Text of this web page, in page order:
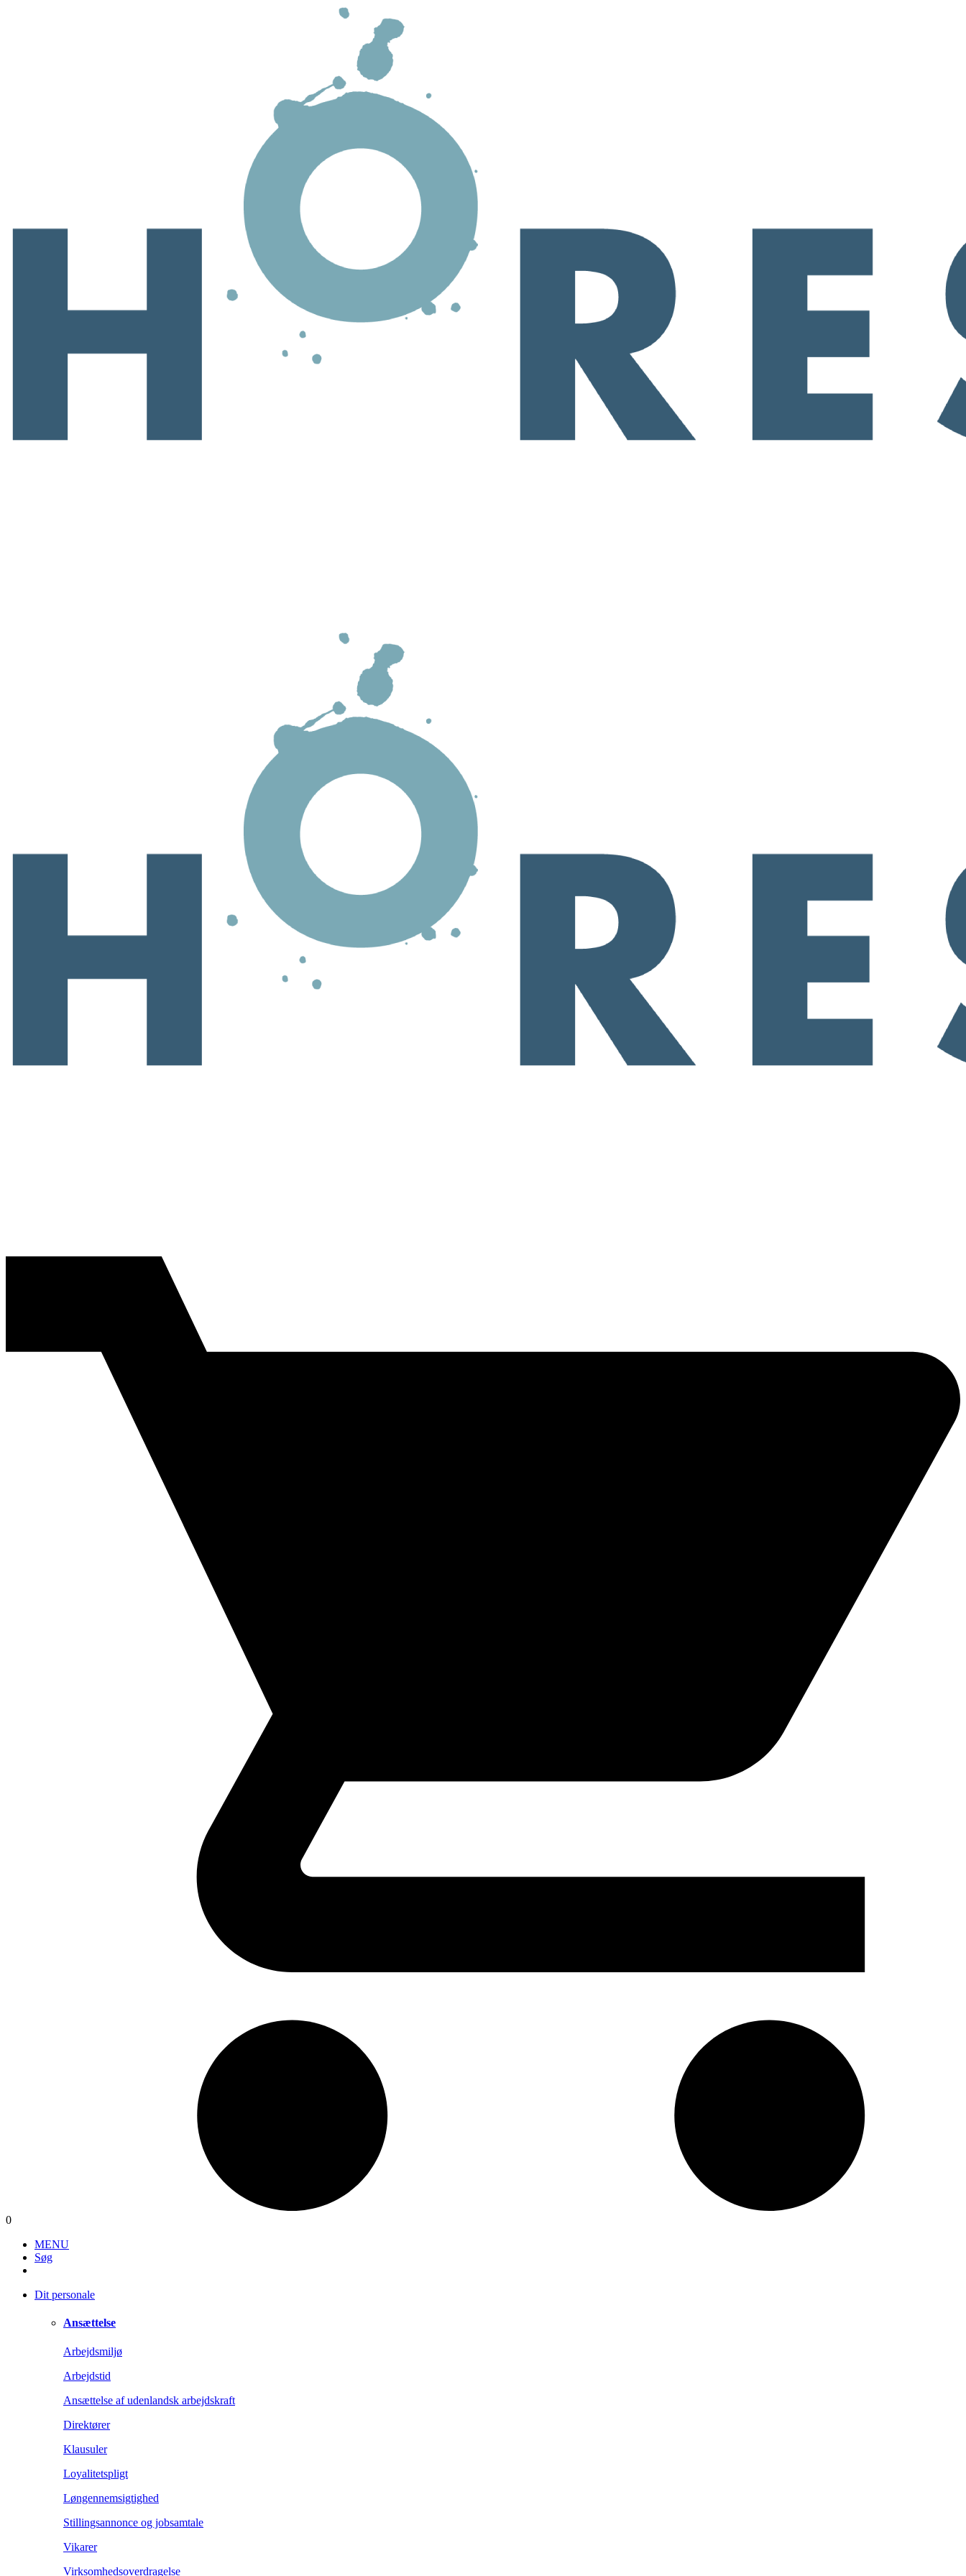
0
MENU
Søg
Dit personale
Ansættelse
Arbejdsmiljø
Arbejdstid
Ansættelse af udenlandsk arbejdskraft
Direktører
Klausuler
Loyalitetspligt
Løngennemsigtighed
Stillingsannonce og jobsamtale
Vikarer
Virksomhedsoverdragelse